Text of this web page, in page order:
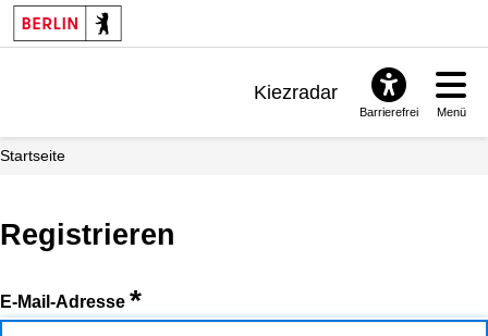
Kiezradar
Barrierefrei Menü
Startseite
Registrieren
E-Mail-Adresse *